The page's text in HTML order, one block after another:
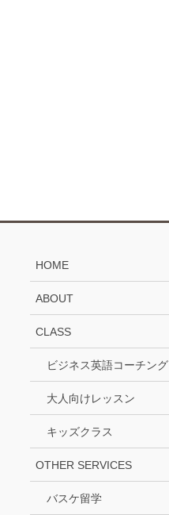
HOME
ABOUT
CLASS
ビジネス英語コーチング
大人向けレッスン
キッズクラス
OTHER SERVICES
バスケ留学